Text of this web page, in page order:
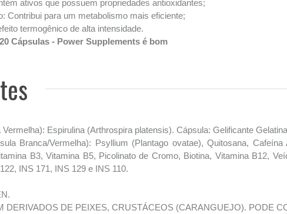
ativos que possuem propriedades antioxidantes;
Contribui para um metabolismo mais eficiente;
termogênico de alta intensidade.
Cápsulas - Power Supplements é bom
Espirulina (Arthrospira platensis). Cápsula: Gelificante
Branca/Vermelha): Psyllium (Plantago ovatae), Quitosana,
B3, Vitamina B5, Picolinato de Cromo, Biotina, Vitamina B12,
INS 171, INS 129 e INS 110.
DERIVADOS DE PEIXES, CRUSTÁCEOS (CARANGUEJO). PODE